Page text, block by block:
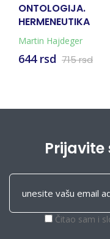
ONTOLOGIJA.
HERMENEUTIKA
FAKTIČNOSTI,
HAJDEGER
Martin Hajdeger
644 rsd 715 rsd
Prijavite
Čitao sam i